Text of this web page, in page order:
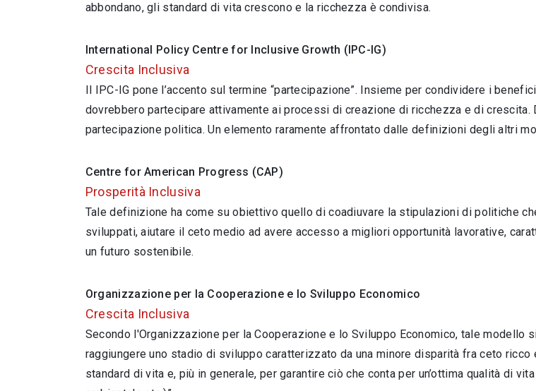
abbondano, gli standard di vita crescono e la ricchezza è condivisa.
International Policy Centre for Inclusive Growth (IPC-IG)
Crescita Inclusiva
Il IPC-IG pone l’accento sul termine “partecipazione”. Insieme per condividere i
dovrebbero partecipare attivamente ai processi di creazione di ricchezza e di
partecipazione politica. Un elemento raramente affrontato dalle definizioni degli altri
Centre for American Progress (CAP)
Prosperità Inclusiva
Tale definizione ha come su obiettivo quello di coadiuvare la stipulazioni di politiche
sviluppati, aiutare il ceto medio ad avere accesso a migliori opportunità lavorative,
un futuro sostenibile.
Organizzazione per la Cooperazione e lo Sviluppo Economico
Crescita Inclusiva
Secondo l'Organizzazione per la Cooperazione e lo Sviluppo Economico, tale modello
raggiungere uno stadio di sviluppo caratterizzato da una minore disparità fra ceto ricco
standard di vita e, più in generale, per garantire ciò che conta per un’ottima qualità di